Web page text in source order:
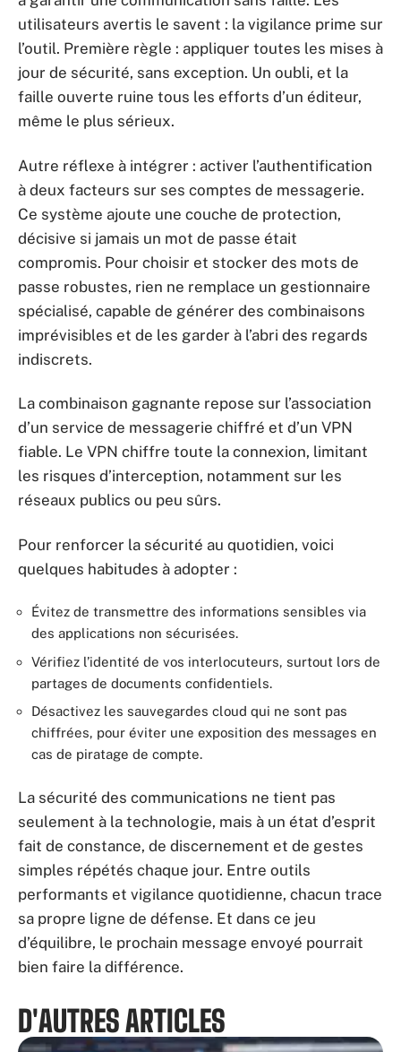
utilisateurs avertis le savent : la vigilance prime sur
l’outil. Première règle : appliquer toutes les mises à
jour de sécurité, sans exception. Un oubli, et la
faille ouverte ruine tous les efforts d’un éditeur,
même le plus sérieux.
Autre réflexe à intégrer : activer l’authentification
à deux facteurs sur ses comptes de messagerie.
Ce système ajoute une couche de protection,
décisive si jamais un mot de passe était
compromis. Pour choisir et stocker des mots de
passe robustes, rien ne remplace un gestionnaire
spécialisé, capable de générer des combinaisons
imprévisibles et de les garder à l’abri des regards
indiscrets.
La combinaison gagnante repose sur l’association
d’un service de messagerie chiffré et d’un VPN
fiable. Le VPN chiffre toute la connexion, limitant
les risques d’interception, notamment sur les
réseaux publics ou peu sûrs.
Pour renforcer la sécurité au quotidien, voici
quelques habitudes à adopter :
Évitez de transmettre des informations sensibles via
des applications non sécurisées.
Vérifiez l’identité de vos interlocuteurs, surtout lors de
partages de documents confidentiels.
Désactivez les sauvegardes cloud qui ne sont pas
chiffrées, pour éviter une exposition des messages en
cas de piratage de compte.
La sécurité des communications ne tient pas
seulement à la technologie, mais à un état d’esprit
fait de constance, de discernement et de gestes
simples répétés chaque jour. Entre outils
performants et vigilance quotidienne, chacun trace
sa propre ligne de défense. Et dans ce jeu
d’équilibre, le prochain message envoyé pourrait
bien faire la différence.
D'AUTRES ARTICLES